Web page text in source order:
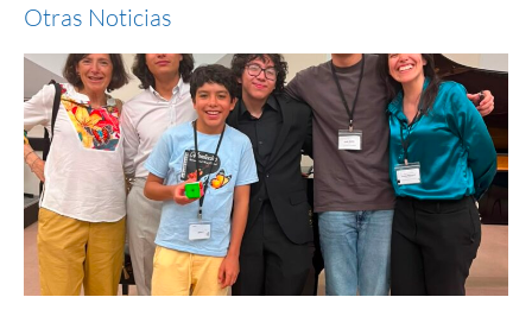
Otras Noticias